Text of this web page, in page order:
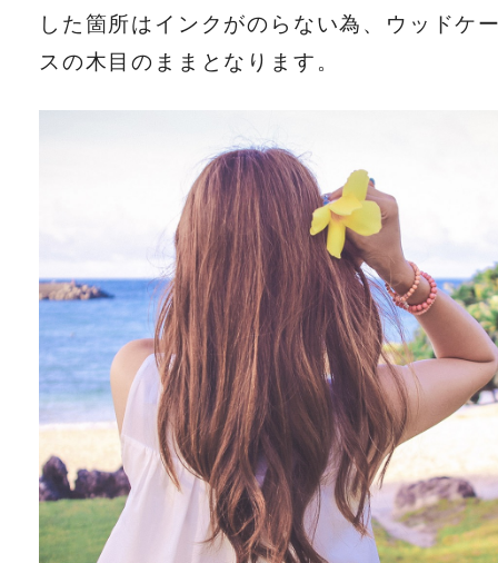
した箇所はインクがのらない為、ウッドケ
スの木目のままとなります。